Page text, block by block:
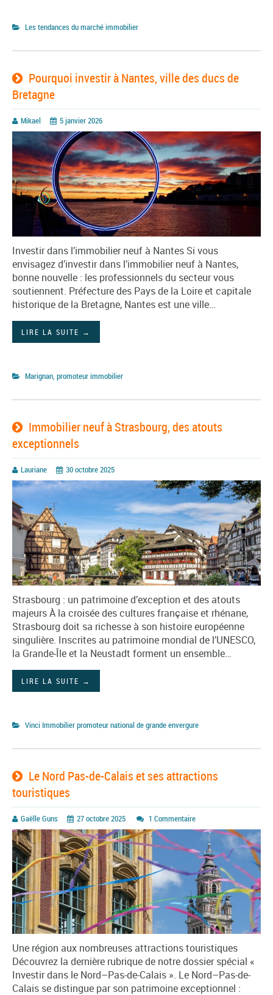
Les tendances du marché immobilier
Pourquoi investir à Nantes, ville des ducs de
Bretagne
Mikael 5 janvier 2026
Investir dans l’immobilier neuf à Nantes Si vous
envisagez d’investir dans l’immobilier neuf à Nantes,
bonne nouvelle : les professionnels du secteur vous
soutiennent. Préfecture des Pays de la Loire et capitale
historique de la Bretagne, Nantes est une ville…
LIRE LA SUITE →
Marignan, promoteur immobilier
Immobilier neuf à Strasbourg, des atouts
exceptionnels
Lauriane 30 octobre 2025
Strasbourg : un patrimoine d’exception et des atouts
majeurs À la croisée des cultures française et rhénane,
Strasbourg doit sa richesse à son histoire européenne
singulière. Inscrites au patrimoine mondial de l’UNESCO,
la Grande-Île et la Neustadt forment un ensemble…
LIRE LA SUITE →
Vinci Immobilier promoteur national de grande envergure
Le Nord Pas-de-Calais et ses attractions
touristiques
Gaëlle Guns 27 octobre 2025 1 Commentaire
Une région aux nombreuses attractions touristiques
Découvrez la dernière rubrique de notre dossier spécial «
Investir dans le Nord–Pas-de-Calais ». Le Nord–Pas-de-
Calais se distingue par son patrimoine exceptionnel :